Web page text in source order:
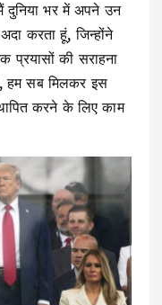
दुनिया भर में अपने उन
करता हूं, जिन्होंने
प्रयासों की सराहना
हम सब मिलकर इस
करने के लिए काम